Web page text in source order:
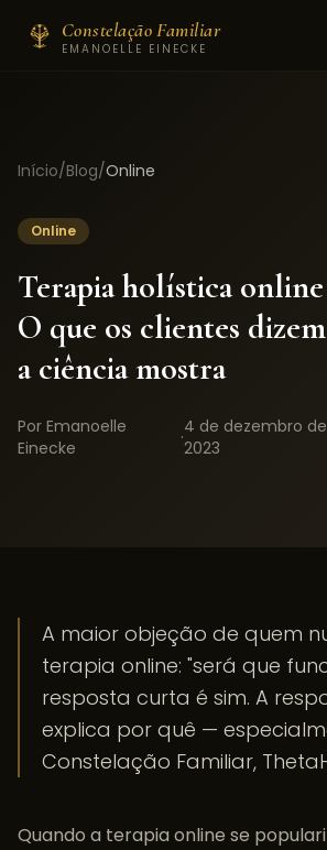
Constelação Familiar
EMANOELLE EINECKE
Início/Blog/Online
Online
Terapia holística
O que os clientes
a ciência mostra
Por Emanoelle
Einecke
·4 de dezembro de
2023
A maior objeção de quem
terapia online: "será que
resposta curta é sim. A
explica por quê —
Constelação Familiar,
Quando a terapia online se